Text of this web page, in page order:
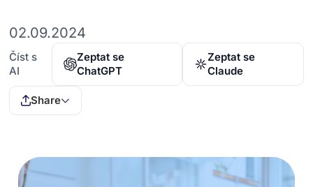
02.09.2024
Číst s
AI
Zeptat se
ChatGPT
Zeptat se
Claude
Share